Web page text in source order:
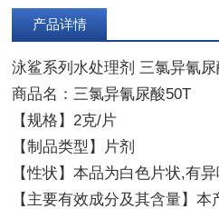
产品详情
泳鲨系列水处理剂 三氯异氰尿
商品名：三氯异氰尿酸50T
【规格】2克/片
【制品类型】片剂
【性状】本品为白色片状,有异
【主要有效成分及其含量】